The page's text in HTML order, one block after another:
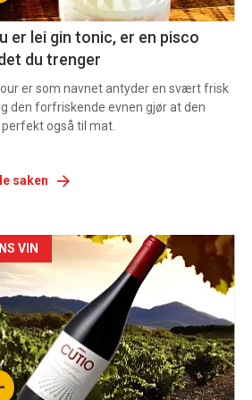
er lei gin tonic, er en pisco
du trenger
er som navnet antyder en svært frisk
den forfriskende evnen gjør at den
også til mat.
saken
VIN